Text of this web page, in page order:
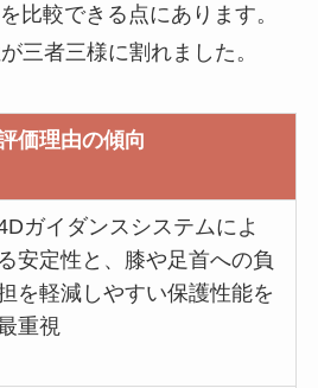
比較できる点にあります。
三者三様に割れました。
価理由の傾向
ガイダンスシステムによ
る安定性と、膝や足首への負
を軽減しやすい保護性能を
重視